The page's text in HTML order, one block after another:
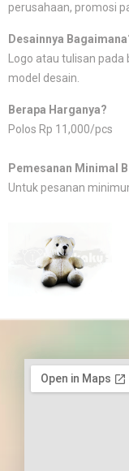
perusahaan, promosi
Desainnya
Logo atau tulisan
model desain.
Berapa Harganya?
Polos Rp 11,000/pcs
Pemesanan Minimal
Untuk pesanan